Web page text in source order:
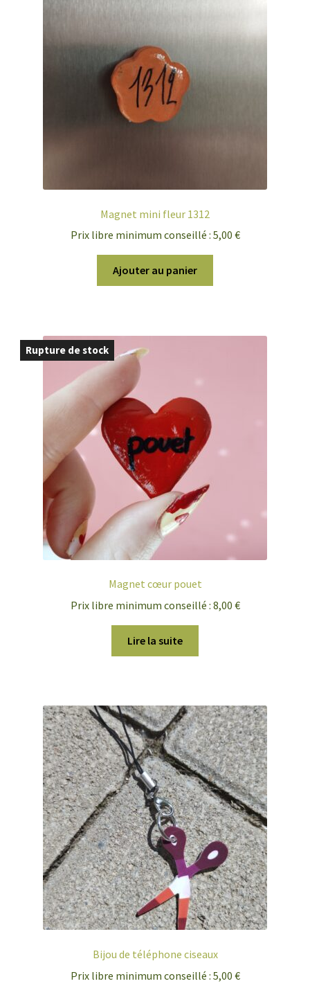
Magnet mini fleur 1312
Prix libre minimum conseillé : 5,00 €
Ajouter au panier
Rupture de stock
Magnet cœur pouet
Prix libre minimum conseillé : 8,00 €
Lire la suite
Bijou de téléphone ciseaux
Prix libre minimum conseillé : 5,00 €